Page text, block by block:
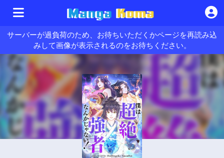
サーバーが過負荷のため、お待ちいただくかページを再読み込
みして画像が表示されるのをお待ちください。